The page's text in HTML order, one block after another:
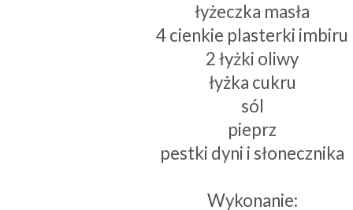
łyżeczka masła
4 cienkie plasterki imbiru
2 łyżki oliwy
łyżka cukru
sól
pieprz
pestki dyni i słonecznika
Wykonanie: